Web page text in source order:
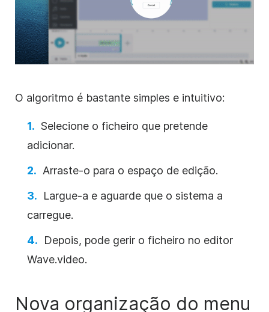
O algoritmo é bastante simples e intuitivo:
Selecione o ficheiro que pretende
adicionar.
Arraste-o para o espaço de edição.
Largue-a e aguarde que o sistema a
carregue.
Depois, pode gerir o ficheiro no editor
Wave.video.
Nova organização do menu